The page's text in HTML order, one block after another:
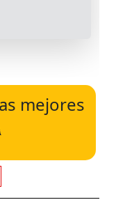
mejores